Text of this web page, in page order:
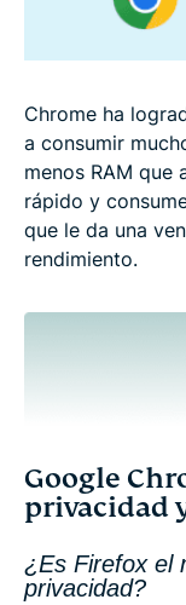
Chrome ha
a consumir
menos RAM que
rápido y
que le da una
rendimiento.
Google
privacidad
¿Es Firefox el
privacidad?